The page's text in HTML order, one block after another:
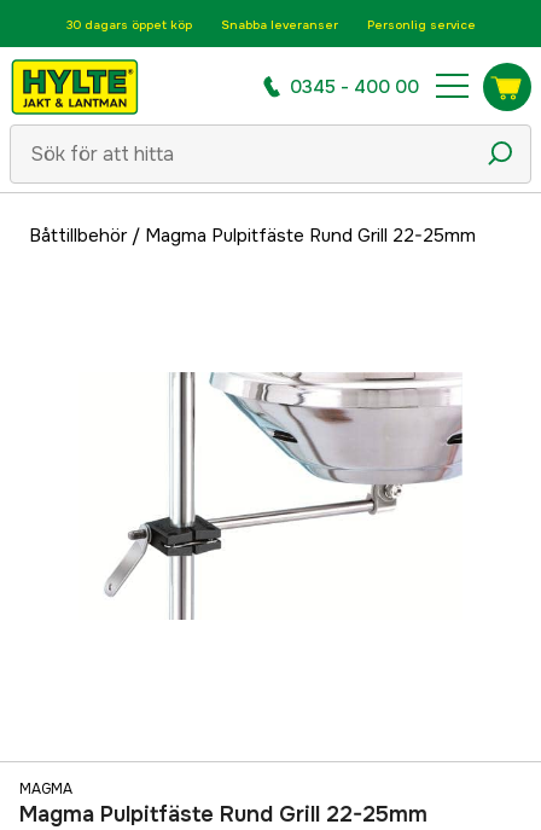
30 dagars öppet köp Snabba leveranser Personlig service
0345 - 400 00
Båttillbehör/ Magma Pulpitfäste Rund Grill 22-25mm
MAGMA
Magma Pulpitfäste Rund Grill 22-25mm